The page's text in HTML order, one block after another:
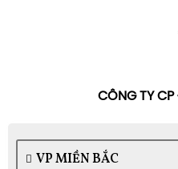
CÔNG TY CP
VP MIỀN BẮC